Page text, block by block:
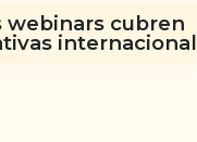
webinars cubren